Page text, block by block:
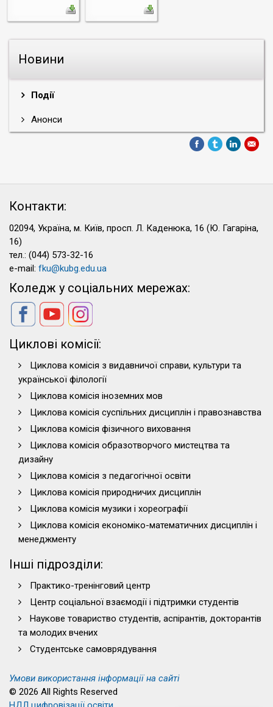
Новини
Події
Анонси
Контакти:
02094, Україна, м. Київ, просп. Л. Каденюка, 16 (Ю. Гагаріна,
16)
тел.: (044) 573-32-16
e-mail: fku@kubg.edu.ua
Коледж у соціальних мережах:
Циклові комісії:
Циклова комісія з видавничої справи, культури та
української філології
Циклова комісія іноземних мов
Циклова комісія суспільних дисциплін і правознавства
Циклова комісія фізичного виховання
Циклова комісія образотворчого мистецтва та
дизайну
Циклова комісія з педагогічної освіти
Циклова комісія природничих дисциплін
Циклова комісія музики і хореографії
Циклова комісія економіко-математичних дисциплін і
менеджменту
Інші підрозділи:
Практико-тренінговий центр
Центр соціальної взаємодії і підтримки студентів
Наукове товариство студентів, аспірантів, докторантів
та молодих вчених
Студентське самоврядування
Умови використання інформації на сайті
© 2026 All Rights Reserved